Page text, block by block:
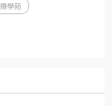
學苑